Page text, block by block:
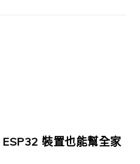
裝置也能幫全家